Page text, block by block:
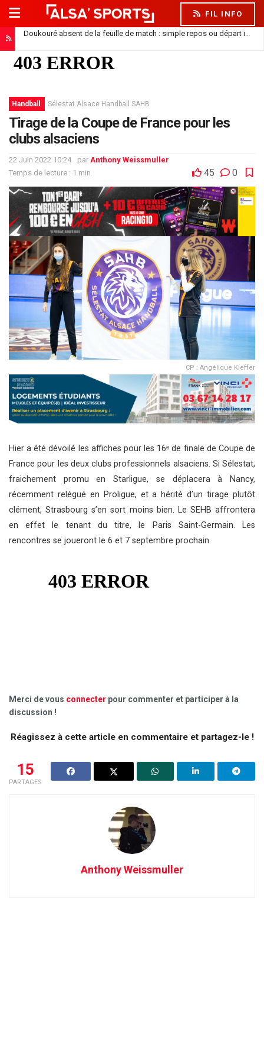
FIL INFO
Doukouré absent de la feuille de match : simple repos ou départ imminent ?
Handball Sélestat Alsace Handball SAHB
Tirage de la Coupe de France pour les
clubs alsaciens
22 Juin 2022 10:24 par Anthony Weissmuller
Temps de lecture : 1 min
45 0
CP : Angélique Kieffer
Hier a été dévoilé les affiches pour les 16ᵉ de finale de Coupe de
France pour les deux clubs professionnels alsaciens. Si Sélestat,
fraichement promu en Starligue, se déplacera à Nancy,
récemment relégué en Proligue, et a hérité d’un tirage plutôt
clément, Strasbourg s’en sort moins bien. Le SEHB affrontera
en effet le tenant du titre, le Paris Saint-Germain. Les
rencontres se joueront le 6 et 7 septembre prochain.
Merci de vous connecter pour commenter et participer à la
discussion !
Réagissez à cette article en commentaire et partagez-le !
15
PARTAGES
Anthony Weissmuller